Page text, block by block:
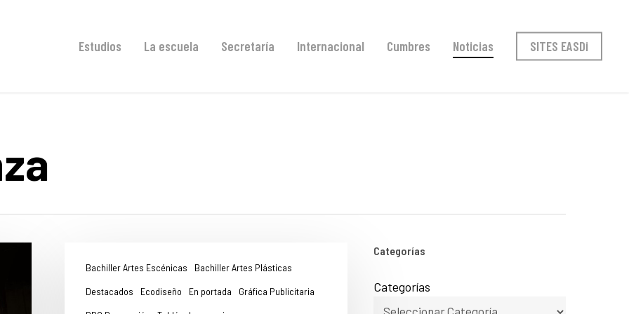
Estudios La escuela Secretaría Internacional Cumbres Noticias SITES EASDi
Bachiller Artes Escénicas
Bachiller Artes Plásticas
Destacados
Ecodiseño En portada
Gráfica Publicitaria
Categorías
Categorías